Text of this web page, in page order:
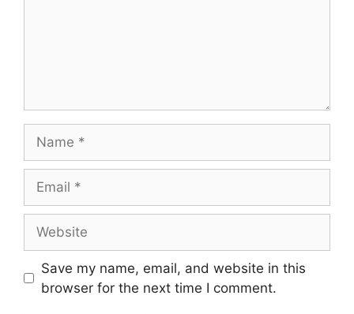
Save my name, email, and website in this
browser for the next time I comment.